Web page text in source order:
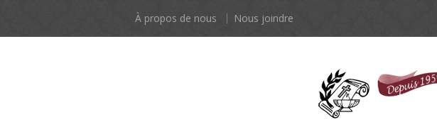
À propos de nous Nous joindre